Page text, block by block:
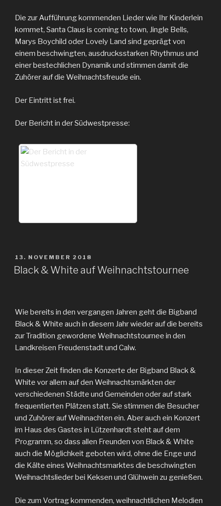
Die zur Aufführung kommenden Lieder wie Ihr Kinderlein
kommet, Santa Claus is coming to town, Jingle Bells,
Marys Boychild oder Lovely Land sind geprägt von
einem beschwingten, ausdrucksstarken Rhythmus und
einer bestechlichen Dynamik und stimmen damit die
Zuhörer auf die Weihnachtsfreude ein.
Der Eintritt ist frei.
Der Bericht in der Südwestpresse:
VERÖFFENTLICHT
AM
13. NOVEMBER 2018
Black & White auf Weihnachtstournee
Wie bereits in den vergangen Jahren geht die Bigband
Black & White auch in diesem Jahr wieder auf die bereits
zur Tradition gewordene Weihnachtstournee in den
Landkreisen Freudenstadt und Calw.
In dieser Zeit finden die Konzerte der Bigband Black &
White vor allem auf den Weihnachtsmärkten der
verschiedenen Städte und Gemeinden oder auf stark
frequentierten Plätzen statt. Sie stimmen die Besucher
und Zuhörer auf Weihnachten ein. Aber auch ein Konzert
im Haus des Gastes in Lützenhardt steht auf dem
Programm, so dass allen Freunden von Black & White
auch die Möglichkeit geboten wird, ohne die Enge und
die Kälte eines Weihnachtsmarktes die beschwingten
Weihnachtslieder bei Keksen und Glühwein zu genießen.
Die zum Vortrag kommenden, weihnachtlichen Melodien